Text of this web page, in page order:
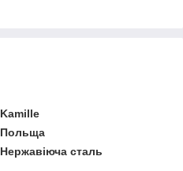
Kamille
Польща
Нержавіюча сталь